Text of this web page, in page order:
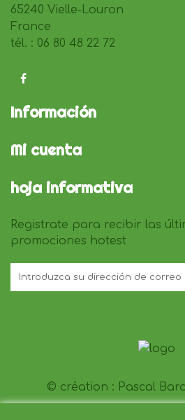
65240 Vielle-Louron
France
tél. : 06 80 48 22 72
Información
Mi cuenta
hoja informativa
Registrate para recibir las
promociones hotest
© création : Pascal